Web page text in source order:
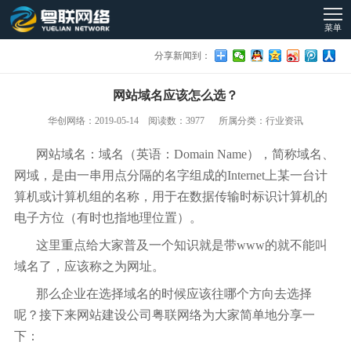
菜单
分享新闻到：
网站域名应该怎么选？
华创网络：2019-05-14 阅读数：3977 所属分类：行业资讯
网站域名：域名（英语：Domain Name），简称域名、
网域，是由一串用点分隔的名字组成的Internet上某一台计
算机或计算机组的名称，用于在数据传输时标识计算机的
电子方位（有时也指地理位置）。
这里重点给大家普及一个知识就是带www的就不能叫
域名了，应该称之为网址。
那么企业在选择域名的时候应该往哪个方向去选择
呢？接下来网站建设公司粤联网络为大家简单地分享一
下：